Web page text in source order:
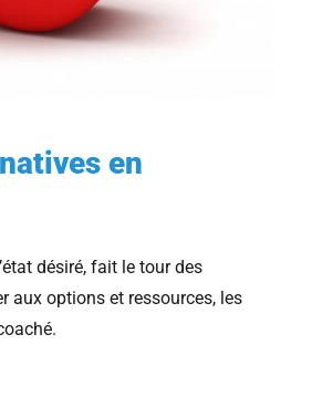
en
désiré, fait le tour des
aux options et ressources, les